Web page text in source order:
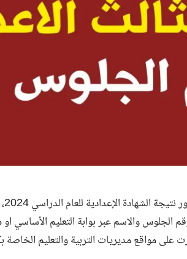
الجلوس والاسم عبر بوابة التعليم الأساسي
على مواقع مديريات التربية والتعليم